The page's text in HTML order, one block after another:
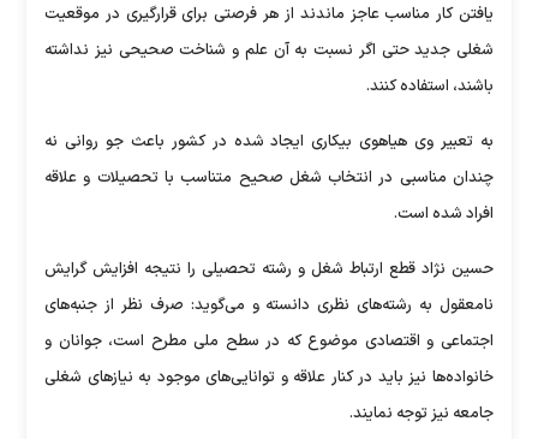
یافتن کار مناسب عاجز ماندند از هر فرصتی برای قرارگیری در موقعیت
شغلی جدید حتی اگر نسبت به آن علم و شناخت صحیحی نیز نداشته
باشند، استفاده کنند.
به تعبیر وی هیاهوی بیکاری ایجاد شده در کشور باعث جو روانی نه
چندان مناسبی در انتخاب شغل صحیح متناسب با تحصیلات و علاقه
افراد شده است.
حسین نژاد قطع ارتباط شغل و رشته تحصیلی را نتیجه افزایش گرایش
نامعقول‌ به رشته‌های نظری دانسته و می‌گوید: صرف نظر از جنبه‌های
اجتماعی و اقتصادی موضوع که در سطح ملی مطرح است، جوانان و
خانواده‌ها نیز باید در کنار علاقه و توانایی‌های موجود به نیازهای شغلی
جامعه نیز توجه نمایند.